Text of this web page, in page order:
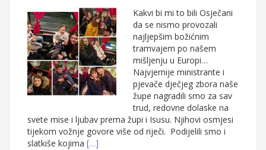
Kakvi bi mi to bili Osječani
da se nismo provozali
najljepšim božićnim
tramvajem po našem
mišljenju u Europi…
Najvjernije ministrante i
pjevače dječjeg zbora naše
župe nagradili smo za sav
trud, redovne dolaske na
svete mise i ljubav prema župi i Isusu. Njihovi osmjesi
tijekom vožnje govore više od riječi. Podijelili smo i
slatkiše kojima […]